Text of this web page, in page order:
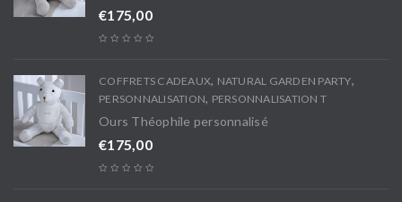
€175,00
COFFRETS CADEAUX, NATURAL GARDEN PARTY,
PERSONNALISATION, PERSONNALISATION T
Ours Théophile personnalisé
€175,00